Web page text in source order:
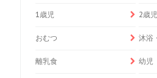
1歳児 2歳児
おむつ 沐浴
離乳食 幼児